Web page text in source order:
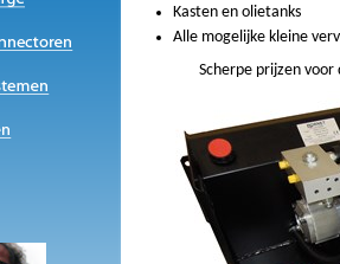
Kasten en olietanks
Alle mogelijke kleine
Scherpe prijzen